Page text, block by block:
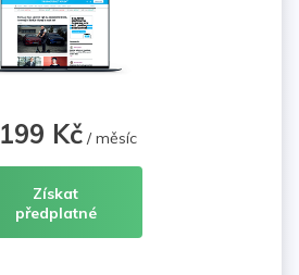
199 Kč/ měsíc
Získat
předplatné